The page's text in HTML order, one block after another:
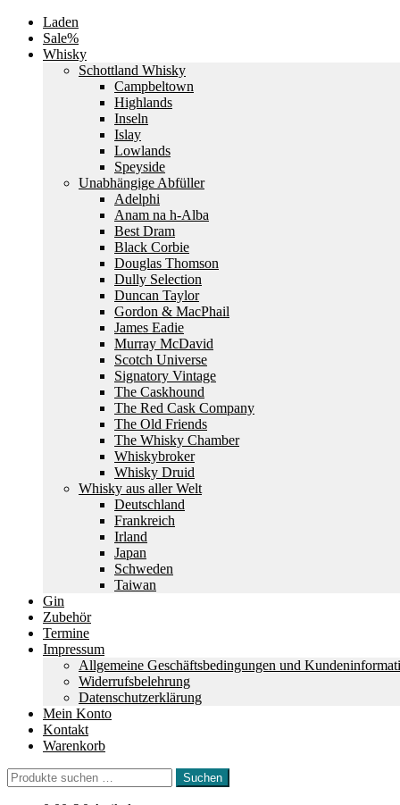
Laden
Sale%
Whisky
Schottland Whisky
Campbeltown
Highlands
Inseln
Islay
Lowlands
Speyside
Unabhängige Abfüller
Adelphi
Anam na h-Alba
Best Dram
Black Corbie
Douglas Thomson
Dully Selection
Duncan Taylor
Gordon & MacPhail
James Eadie
Murray McDavid
Scotch Universe
Signatory Vintage
The Caskhound
The Red Cask Company
The Old Friends
The Whisky Chamber
Whiskybroker
Whisky Druid
Whisky aus aller Welt
Deutschland
Frankreich
Irland
Japan
Schweden
Taiwan
Gin
Zubehör
Termine
Impressum
Allgemeine Geschäftsbedingungen und
Widerrufsbelehrung
Datenschutzerklärung
Mein Konto
Kontakt
Warenkorb
Suchen
nach:
Suchen